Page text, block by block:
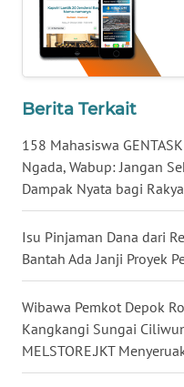
Berita Terkait
158 Mahasiswa
Ngada, Wabup: Jangan
Dampak Nyata bagi
Isu Pinjaman Dana dari
Bantah Ada Janji Proyek
Wibawa Pemkot Depok
Kangkangi Sungai
MELSTORE.JKT
WN
TAPANULI
TANJUNG
LESUNG
KARO
SIMALUNGUN
WN
LABUHANBATU